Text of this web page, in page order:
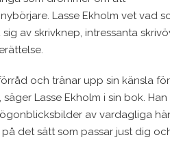
Lasse Ekholm vet vad
av skrivknep, intressanta
och tränar upp sin känsla
Lasse Ekholm i sin bok.
av vardagliga
det sätt som passar just dig